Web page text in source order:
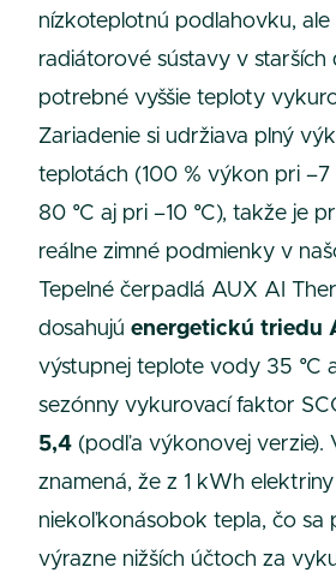
nízkoteplotnú podlahovku, ale
radiátorové sústavy v starších
potrebné vyššie teploty
Zariadenie si udržiava plný
teplotách (100 % výkon pri –7
80 °C aj pri –10 °C), takže je
reálne zimné podmienky v
Tepelné čerpadlá AUX AI
dosahujú energetickú triedu
výstupnej teplote vody 35 °C
sezónny vykurovací faktor
5,4 (podľa výkonovej verzie).
znamená, že z 1 kWh
niekoľkonásobok tepla, čo sa
výrazne nižších účtoch za